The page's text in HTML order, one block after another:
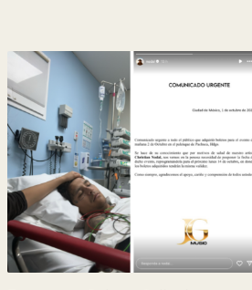
Deportes